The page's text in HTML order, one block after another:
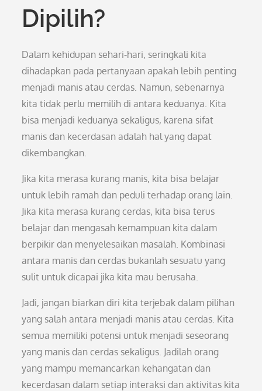
Dipilih?
Dalam kehidupan sehari-hari, seringkali kita
dihadapkan pada pertanyaan apakah lebih penting
menjadi manis atau cerdas. Namun, sebenarnya
kita tidak perlu memilih di antara keduanya. Kita
bisa menjadi keduanya sekaligus, karena sifat
manis dan kecerdasan adalah hal yang dapat
dikembangkan.
Jika kita merasa kurang manis, kita bisa belajar
untuk lebih ramah dan peduli terhadap orang lain.
Jika kita merasa kurang cerdas, kita bisa terus
belajar dan mengasah kemampuan kita dalam
berpikir dan menyelesaikan masalah. Kombinasi
antara manis dan cerdas bukanlah sesuatu yang
sulit untuk dicapai jika kita mau berusaha.
Jadi, jangan biarkan diri kita terjebak dalam pilihan
yang salah antara menjadi manis atau cerdas. Kita
semua memiliki potensi untuk menjadi seseorang
yang manis dan cerdas sekaligus. Jadilah orang
yang mampu memancarkan kehangatan dan
kecerdasan dalam setiap interaksi dan aktivitas kita